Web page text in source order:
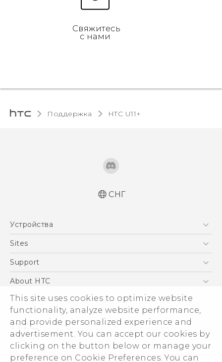
This site uses cookies to optimize website
functionality, analyze website performance,
and provide personalized experience and
advertisement. You can accept our cookies by
clicking on the button below or manage your
preference on Cookie Preferences. You can
Свяжитесь
с нами
Поддержка HTC U11+‎
Русский - Руководство пользователя
соответствию стандартам
Қазақ - жұмысты бастау нұсқаулығы
English - User manual
English - Safety and regulatory guide
СНГ
Устройства
5G
EXODUS
VIVE
Sites
HTC Dev
Support
ПОДДЕРЖКА
About HTC
ESG
Инвестирование
Политика конфиденциальности
Безопасность продуктов
Вакансии
© 2011-2026 HTC Corporation